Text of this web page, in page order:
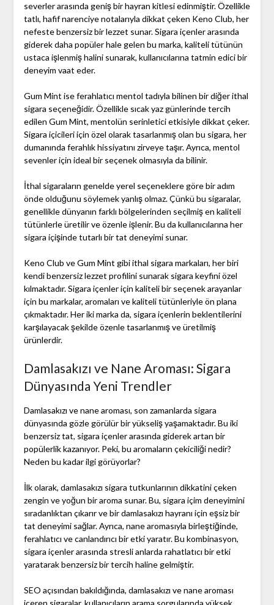
severler arasında geniş bir hayran kitlesi edinmiştir. Özellikle
tatlı, hafif narenciye notalarıyla dikkat çeken Keno Club, her
nefeste benzersiz bir lezzet sunar. Sigara içenler arasında
giderek daha popüler hale gelen bu marka, kaliteli tütünün
ustaca işlenmiş halini sunarak, kullanıcılarına tatmin edici bir
deneyim vaat eder.
Gum Mint ise ferahlatıcı mentol tadıyla bilinen bir diğer ithal
sigara seçeneğidir. Özellikle sıcak yaz günlerinde tercih
edilen Gum Mint, mentolün serinletici etkisiyle dikkat çeker.
Sigara içicileri için özel olarak tasarlanmış olan bu sigara, her
dumanında ferahlık hissiyatını zirveye taşır. Ayrıca, mentol
sevenler için ideal bir seçenek olmasıyla da bilinir.
İthal sigaraların genelde yerel seçeneklere göre bir adım
önde olduğunu söylemek yanlış olmaz. Çünkü bu sigaralar,
genellikle dünyanın farklı bölgelerinden seçilmiş en kaliteli
tütünlerle üretilir ve özenle işlenir. Bu da kullanıcılarına her
sigara içişinde tutarlı bir tat deneyimi sunar.
Keno Club ve Gum Mint gibi ithal sigara markaları, her biri
kendi benzersiz lezzet profilini sunarak sigara keyfini özel
kılmaktadır. Sigara içenler için kaliteli bir seçenek arayanlar
için bu markalar, aromaları ve kaliteli tütünleriyle ön plana
çıkmaktadır. Her iki marka da, sigara içenlerin beklentilerini
karşılayacak şekilde özenle tasarlanmış ve üretilmiş
ürünlerdir.
Damlasakızı ve Nane Aroması: Sigara
Dünyasında Yeni Trendler
Damlasakızı ve nane aroması, son zamanlarda sigara
dünyasında gözle görülür bir yükseliş yaşamaktadır. Bu iki
benzersiz tat, sigara içenler arasında giderek artan bir
popülerlik kazanıyor. Peki, bu aromaların çekiciliği nedir?
Neden bu kadar ilgi görüyorlar?
İlk olarak, damlasakızı sigara tutkunlarının dikkatini çeken
zengin ve yoğun bir aroma sunar. Bu, sigara içim deneyimini
sıradanlıktan çıkarır ve bir damlasakızı hayranı için eşsiz bir
tat deneyimi sağlar. Ayrıca, nane aromasıyla birleştiğinde,
ferahlatıcı ve canlandırıcı bir etki yaratır. Bu kombinasyon,
sigara içenler arasında stresli anlarda rahatlatıcı bir etki
yaratarak benzersiz bir tercih haline gelmiştir.
SEO açısından bakıldığında, damlasakızı ve nane aroması